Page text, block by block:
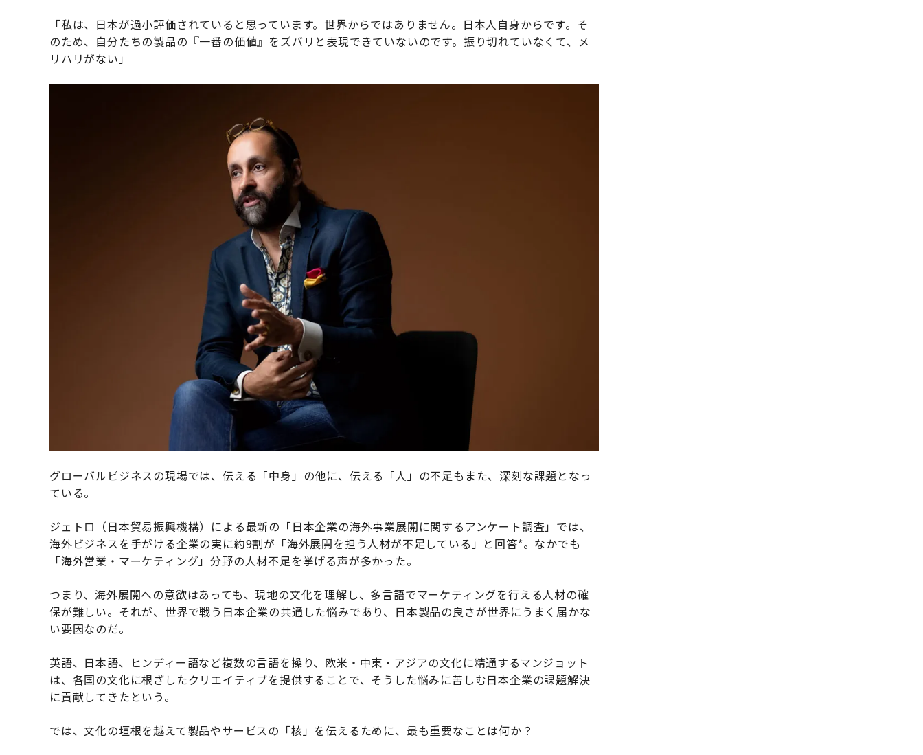
「私は、日本が過小評価されていると思っています。世界からではありません。日本人自身からです。そ
のため、自分たちの製品の『一番の価値』をズバリと表現できていないのです。振り切れていなくて、メ
リハリがない」
グローバルビジネスの現場では、伝える「中身」の他に、伝える「人」の不足もまた、深刻な課題となっ
ている。
ジェトロ（日本貿易振興機構）による最新の「日本企業の海外事業展開に関するアンケート調査」では、
海外ビジネスを手がける企業の実に約9割が「海外展開を担う人材が不足している」と回答*。なかでも
「海外営業・マーケティング」分野の人材不足を挙げる声が多かった。
つまり、海外展開への意欲はあっても、現地の文化を理解し、多言語でマーケティングを行える人材の確
保が難しい。それが、世界で戦う日本企業の共通した悩みであり、日本製品の良さが世界にうまく届かな
い要因なのだ。
英語、日本語、ヒンディー語など複数の言語を操り、欧米・中東・アジアの文化に精通するマンジョット
は、各国の文化に根ざしたクリエイティブを提供することで、そうした悩みに苦しむ日本企業の課題解決
に貢献してきたという。
では、文化の垣根を越えて製品やサービスの「核」を伝えるために、最も重要なことは何か？